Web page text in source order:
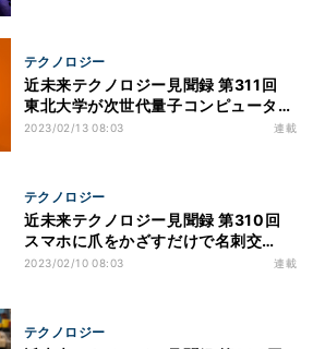
テクノロジー
近未来テクノロジー見聞録 第311回
東北大学が次世代量子コンピュータの
実現に近づく研究成果を発表！
2023/02/13 08:03 連載
テクノロジー
近未来テクノロジー見聞録 第310回
スマホに爪をかざすだけで名刺交
換！ スマートネイル「Insta Nail」
2023/02/10 08:03 連載
テクノロジー